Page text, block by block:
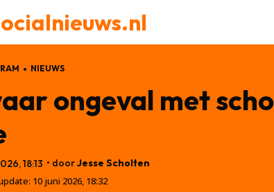
NIEUWS
ongeval met
18:13 • doorJesse Scholten
10 juni 2026, 18:32